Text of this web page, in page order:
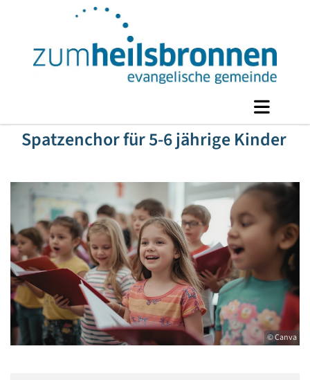
Spatzenchor für 5-6 jährige Kinder
© Canva